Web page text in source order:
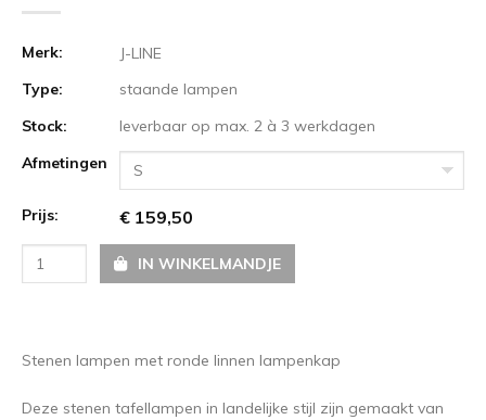
Merk:
J-LINE
Type:
staande lampen
Stock:
leverbaar op max. 2 à 3 werkdagen
Afmetingen
S
Prijs: € 159,50
IN WINKELMANDJE
Stenen lampen met ronde linnen lampenkap
Deze stenen tafellampen in landelijke stijl zijn gemaakt van